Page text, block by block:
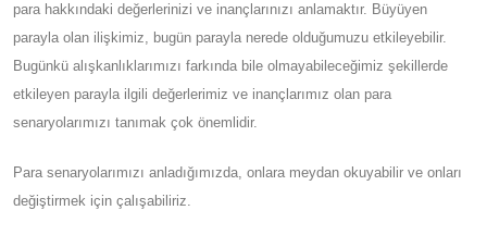
para hakkındaki değerlerinizi ve inançlarınızı anlamaktır. Büyüyen
parayla olan ilişkimiz, bugün parayla nerede olduğumuzu etkileyebilir.
Bugünkü alışkanlıklarımızı farkında bile olmayabileceğimiz şekillerde
etkileyen parayla ilgili değerlerimiz ve inançlarımız olan para
senaryolarımızı tanımak çok önemlidir.
Para senaryolarımızı anladığımızda, onlara meydan okuyabilir ve onları
değiştirmek için çalışabiliriz.